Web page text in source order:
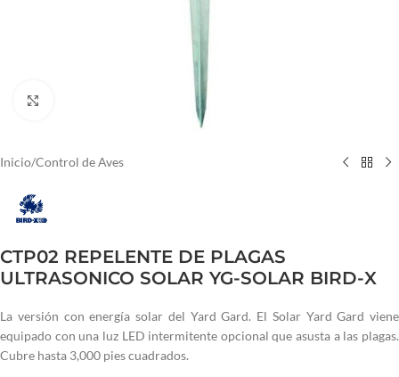
Inicio/Control de Aves
CTP02 REPELENTE DE PLAGAS
ULTRASONICO SOLAR YG-SOLAR BIRD-X
La versión con energía solar del Yard Gard. El Solar Yard Gard viene
equipado con una luz LED intermitente opcional que asusta a las plagas.
Cubre hasta 3,000 pies cuadrados.